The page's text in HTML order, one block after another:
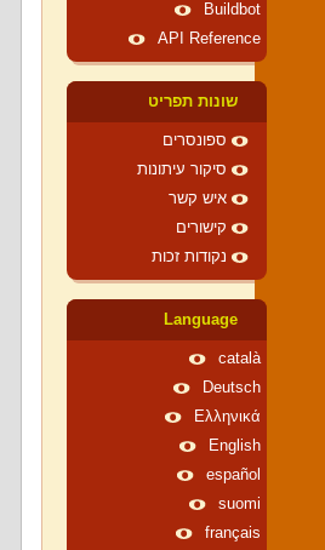
Buildbot
API Reference
שונות תפריט
ספונסרים
סיקור עיתונות
איש קשר
קישורים
נקודות זכות
Language
català
Deutsch
Ελληνικά
English
español
suomi
français